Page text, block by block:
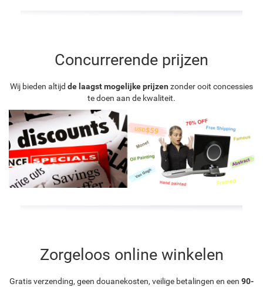
Concurrerende prijzen
Wij bieden altijd de laagst mogelijke prijzen zonder ooit concessies
te doen aan de kwaliteit.
Zorgeloos online winkelen
Gratis verzending, geen douanekosten, veilige betalingen en een 90-